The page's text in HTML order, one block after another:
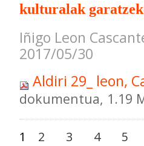
kulturalak
Iñigo Leon
2017/05/30
Aldiri 29_ leon,
dokumentua, 1.19
1 2 3 4 5